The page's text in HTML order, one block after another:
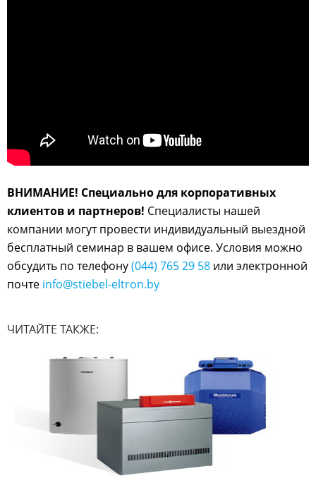
ВНИМАНИЕ! Специально для корпоративных
клиентов и партнеров! Специалисты нашей
компании могут провести индивидуальный выездной
бесплатный семинар в вашем офисе. Условия можно
обсудить по телефону(044) 765 29 58 или электронной
почте info@stiebel-eltron.by
ЧИТАЙТЕ ТАКЖЕ: